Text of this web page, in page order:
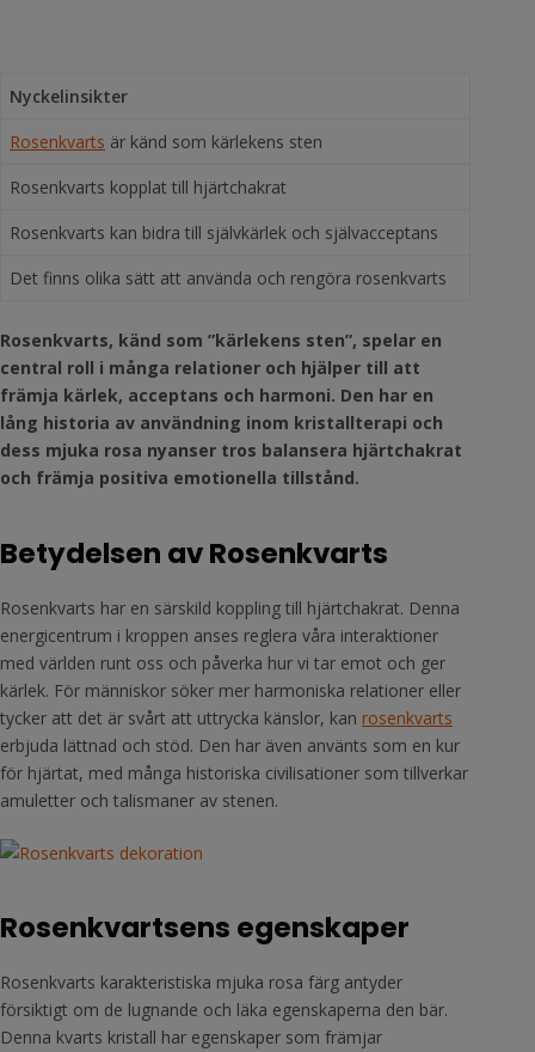
Nyckelinsikter
Rosenkvarts är känd som kärlekens sten
Rosenkvarts kopplat till hjärtchakrat
Rosenkvarts kan bidra till självkärlek och självacceptans
Det finns olika sätt att använda och rengöra rosenkvarts
Rosenkvarts, känd som ”kärlekens sten”, spelar en
central roll i många relationer och hjälper till att
främja kärlek, acceptans och harmoni. Den har en
lång historia av användning inom kristallterapi och
dess mjuka rosa nyanser tros balansera hjärtchakrat
och främja positiva emotionella tillstånd.
Betydelsen av Rosenkvarts
Rosenkvarts har en särskild koppling till hjärtchakrat. Denna
energicentrum i kroppen anses reglera våra interaktioner
med världen runt oss och påverka hur vi tar emot och ger
kärlek. För människor söker mer harmoniska relationer eller
tycker att det är svårt att uttrycka känslor, kan rosenkvarts
erbjuda lättnad och stöd. Den har även använts som en kur
för hjärtat, med många historiska civilisationer som tillverkar
amuletter och talismaner av stenen.
Rosenkvartsens egenskaper
Rosenkvarts karakteristiska mjuka rosa färg antyder
försiktigt om de lugnande och läka egenskaperna den bär.
Denna kvarts kristall har egenskaper som främjar